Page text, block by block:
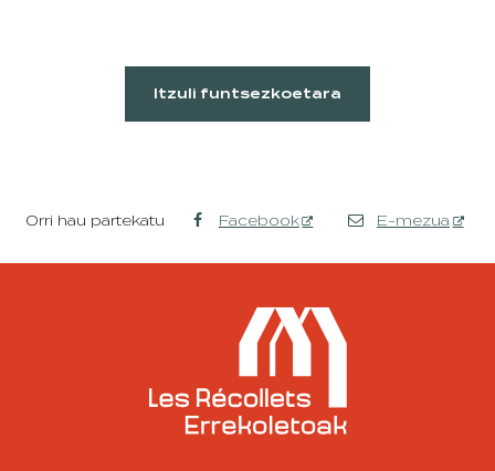
Itzuli funtsezkoetara
Orri hau partekatu Facebook E-mezua